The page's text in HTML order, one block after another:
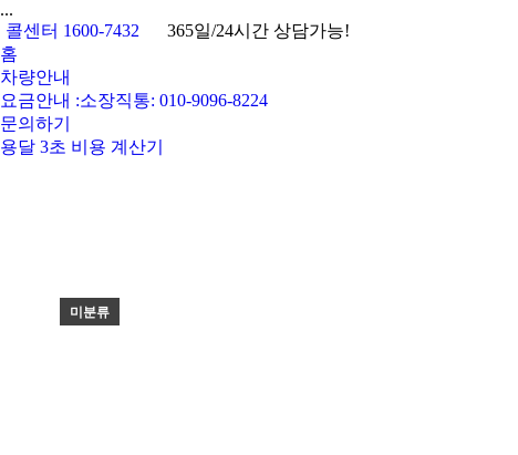
...
콜센터 1600-7432
365일/24시간 상담가능!
홈
차량안내
요금안내 :소장직통: 010-9096-8224
문의하기
용달 3초 비용 계산기
미분류